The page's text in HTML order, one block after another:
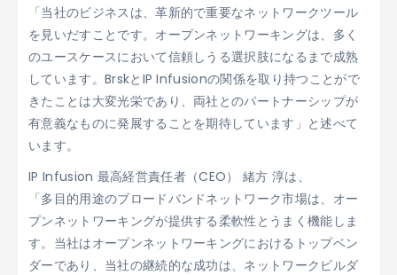
「当社のビジネスは、革新的で重要なネットワークツール
を見いだすことです。オープンネットワーキングは、多く
のユースケースにおいて信頼しうる選択肢になるまで成熟
しています。BrskとIP Infusionの関係を取り持つことがで
きたことは大変光栄であり、両社とのパートナーシップが
有意義なものに発展することを期待しています」と述べて
います。
IP Infusion 最高経営責任者（CEO） 緒方 淳は、
「多目的用途のブロードバンドネットワーク市場は、オー
プンネットワーキングが提供する柔軟性とうまく機能しま
す。当社はオープンネットワーキングにおけるトップベン
ダーであり、当社の継続的な成功は、ネットワークビルダ